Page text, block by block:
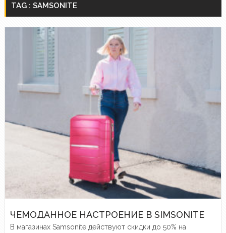
TAG : SAMSONITE
ЧЕМОДАННОЕ НАСТРОЕНИЕ В SIMSONITE
В магазинах Samsonite действуют скидки до 50% на